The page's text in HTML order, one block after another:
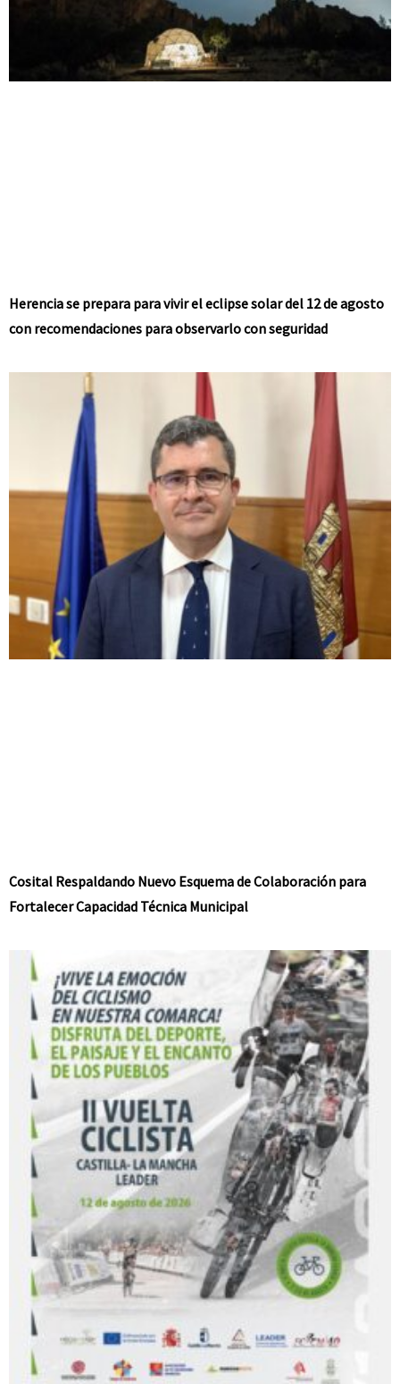
Herencia se prepara para vivir el eclipse solar del 12 de agosto
con recomendaciones para observarlo con seguridad
Cosital Respaldando Nuevo Esquema de Colaboración para
Fortalecer Capacidad Técnica Municipal